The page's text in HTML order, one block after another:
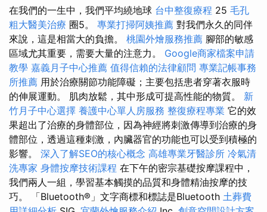
在我們的一生中，我們平均繞地球 台中整復療程 25 毛孔
粗大醫美治療 圈5。 專業打掃阿姨推薦 對我們永久的同伴
來說，這是相當大的負擔。 桃園外燴服務推薦 腳部的敏感
區域尤其重要，需要大量的注意力。 Google商家檔案申請
教學 嘉義月子中心推薦 值得信賴的法律顧問 專業記帳事務
所推薦 用於治療關節功能障礙；主要包括患者穿著衣服時
的伸展運動。 肌肉放鬆，其中形成可提高性能的物質。 新
竹月子中心選擇 養護中心單人房服務 整復療程專業 它的效
果超出了治療的身體部位，因為神經將刺激傳導到治療的身
體部位，透過這種刺激，內臟器官的功能也可以受到積極的
影響。 深入了解SEO的核心概念 高雄專業牙醫診所 冷氣清
洗專家 身體按摩技術課程 在下午的密宗基礎按摩課程中，
我們兩人一組，學習基本觸摸的品質和身體精油按摩的技
巧。 「Bluetooth®」文字商標和標誌是Bluetooth 土葬費